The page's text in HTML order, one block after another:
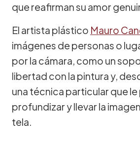
que reafirman su amor
El artista plástico Mauro
imágenes de personas o
por la cámara, como un
libertad con la pintura y,
una técnica particular que
profundizar y llevar la
tela.